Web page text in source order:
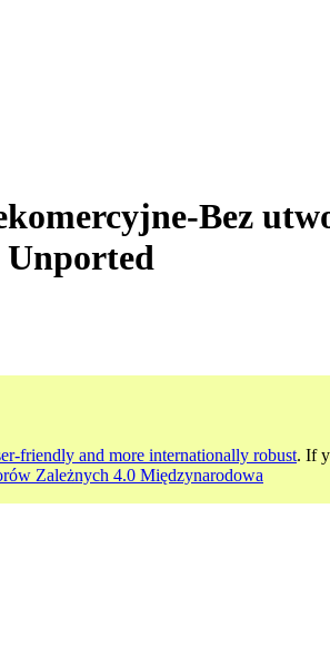
Bez
Unported
friendly and more internationally robust. If
Zależnych 4.0 Międzynarodowa